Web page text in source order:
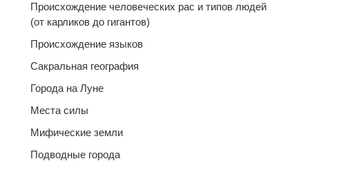
Происхождение человеческих рас и типов людей
(от карликов до гигантов)
Происхождение языков
Сакральная география
Города на Луне
Места силы
Мифические земли
Подводные города